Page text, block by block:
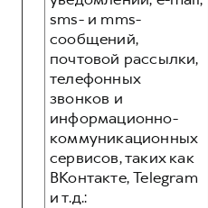
sms- и mms-
сообщений,
почтовой рассылки,
телефонных
звонков и
информационно-
коммуникационных
сервисов, таких как
ВКонтакте, Telegram
и т.д.: